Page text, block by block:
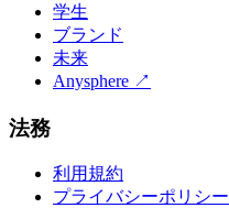
学生
ブランド
未来
Anysphere ↗
法務
利用規約
プライバシーポリシー